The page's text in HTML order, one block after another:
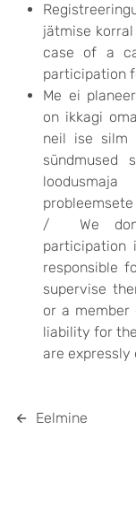
jätmise
case of a
participation
Me ei
on ikkagi
neil ise silm
sündmused
/ We
participation
responsible
supervise
or a member
liability for
are expressly
Eelmine